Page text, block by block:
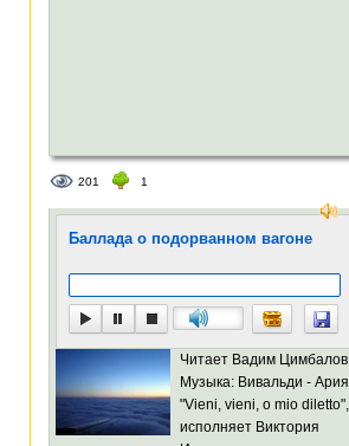
201 1
Баллада о подорванном вагоне
Читает Вадим Цимбалов
Музыка: Вивальди - Ария
"Vieni, vieni, o mio diletto",
исполняет Виктория